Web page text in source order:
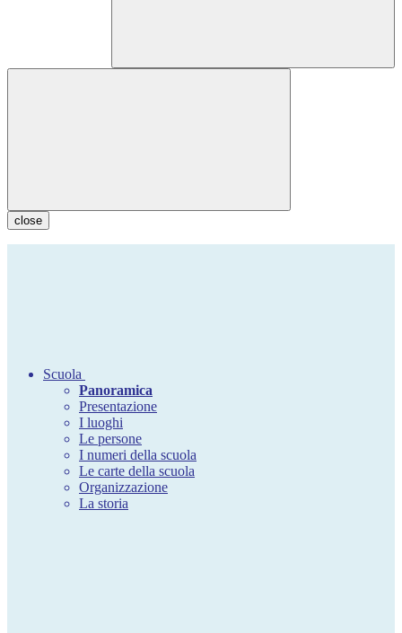
close
Scuola
Panoramica
Presentazione
I luoghi
Le persone
I numeri della scuola
Le carte della scuola
Organizzazione
La storia